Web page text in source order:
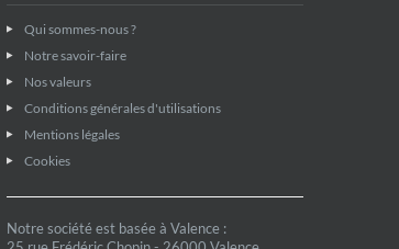
Qui sommes-nous ?
Notre savoir-faire
Nos valeurs
Conditions générales d'utilisations
Mentions légales
Cookies
Notre société est basée à Valence :